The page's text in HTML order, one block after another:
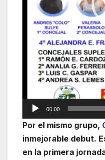
00:00
Por el mismo grupo,
inmejorable debut.
en la primera